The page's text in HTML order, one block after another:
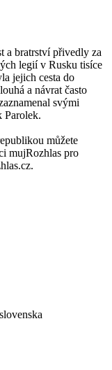
a bratrství přivedly za
legií v Rusku tisíce
jejich cesta do
a návrat často
svými
Parolek.
můžete
mujRozhlas pro